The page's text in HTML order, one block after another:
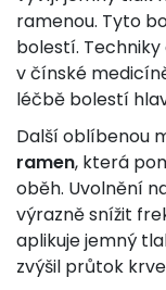
ramenou. Tyto
bolestí.
v čínské
léčbě bolestí
Další oblíbenou
ramen, která
oběh. Uvolnění
výrazně snížit
aplikuje jemný
zvýšil průtok